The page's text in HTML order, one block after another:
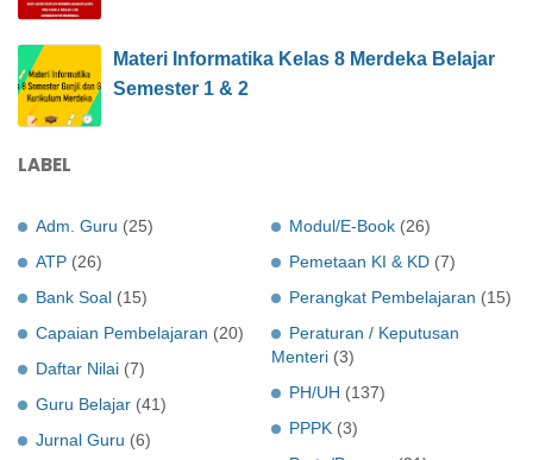
Materi Informatika Kelas 8 Merdeka Belajar
Semester 1 & 2
LABEL
Adm. Guru (25)
ATP (26)
Bank Soal (15)
Capaian Pembelajaran (20)
Daftar Nilai (7)
Guru Belajar (41)
Jurnal Guru (6)
Modul/E-Book (26)
Pemetaan KI & KD (7)
Perangkat Pembelajaran (15)
Peraturan / Keputusan
Menteri (3)
PH/UH (137)
PPPK (3)